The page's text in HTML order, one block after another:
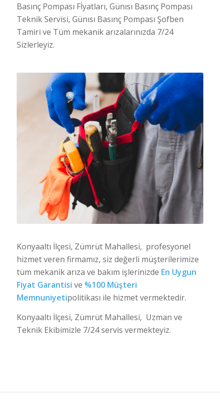
Basınç Pompası Fİyatları, Günısı Basınç Pompası
Teknik Servisi, Günısı Basınç Pompası Şofben
Tamiri ve Tüm mekanik arızalarınızda 7/24
Sizlerleyiz.
Konyaaltı İlçesi, Zümrüt Mahallesi, profesyonel
hizmet veren firmamız, siz değerli müşterilerimize
tüm mekanik arıza ve bakım işlerinizde En Uygun
Fiyat Garantisi ve %100 Müşteri
Memnuniyetipolitikası ile hizmet vermektedir.
Konyaaltı İlçesi, Zümrüt Mahallesi, Uzman ve
Teknik Ekibimizle 7/24 servis vermekteyiz.